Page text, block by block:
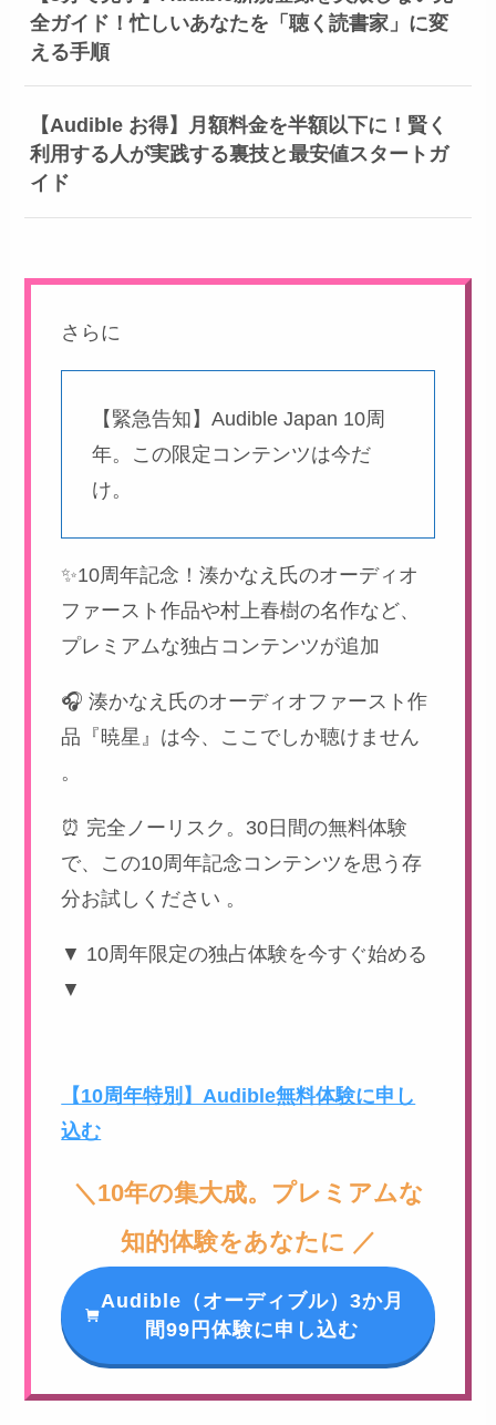
全ガイド！忙しいあなたを「聴く読書家」に変
える手順
【Audible お得】月額料金を半額以下に！賢く
利用する人が実践する裏技と最安値スタートガ
イド
さらに
【緊急告知】Audible Japan 10周
年。この限定コンテンツは今だ
け。
✨10周年記念！湊かなえ氏のオーディオ
ファースト作品や村上春樹の名作など、
プレミアムな独占コンテンツが追加
🎧 湊かなえ氏のオーディオファースト作
品『暁星』は今、ここでしか聴けません
。
⏰ 完全ノーリスク。30日間の無料体験
で、この10周年記念コンテンツを思う存
分お試しください 。
▼ 10周年限定の独占体験を今すぐ始める
▼
【10周年特別】Audible無料体験に申し
込む
＼10年の集大成。プレミアムな
知的体験をあなたに ／
Audible（オーディブル）3か月
間99円体験に申し込む